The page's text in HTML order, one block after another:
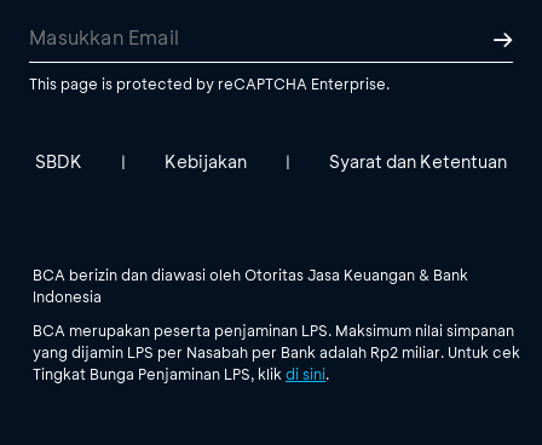
This page is protected by reCAPTCHA Enterprise.
SBDK | Kebijakan | Syarat dan Ketentuan
BCA berizin dan diawasi oleh Otoritas Jasa Keuangan & Bank
Indonesia
BCA merupakan peserta penjaminan LPS. Maksimum nilai simpanan
yang dijamin LPS per Nasabah per Bank adalah Rp2 miliar. Untuk cek
Tingkat Bunga Penjaminan LPS, klik di sini.